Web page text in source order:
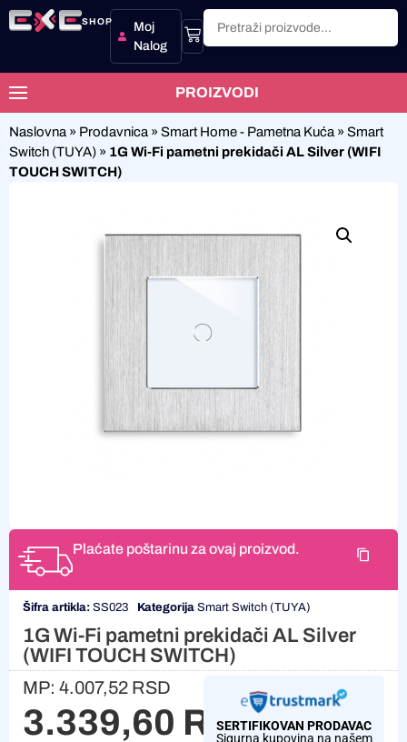
SHOP
Moj
Nalog
PROIZVODI
Naslovna » Prodavnica » Smart Home - Pametna Kuća » Smart
Switch (TUYA) » 1G Wi-Fi pametni prekidači AL Silver (WIFI
TOUCH SWITCH)
Plaćate poštarinu za ovaj proizvod.
Šifra artikla: SS023 Kategorija Smart Switch (TUYA)
1G Wi-Fi pametni prekidači AL Silver
(WIFI TOUCH SWITCH)
MP: 4.007,52 RSD
3.339,60 RSD
SERTIFIKOVAN PRODAVAC
Sigurna kupovina na našem